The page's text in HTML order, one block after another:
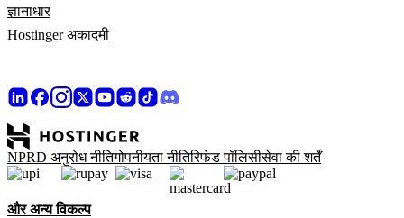
ज्ञानाधार
Hostinger अकादमी
NPRD अनुरोध नीतिगोपनीयता नीतिरिफंड पॉलिसीसेवा की शर्तें
और अन्य विकल्प